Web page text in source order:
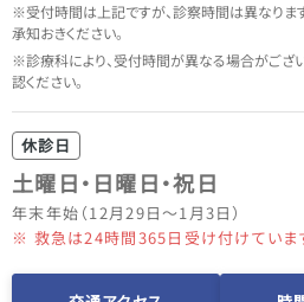
受付時間は上記ですが、診察時間は異なります
承知おきください。
診療科により、受付時間が異なる場合がござい
認ください。
休診日
土曜日・日曜日・祝日
年末年始（12月29日～1月3日）
※ 救急は24時間365日受け付けていま